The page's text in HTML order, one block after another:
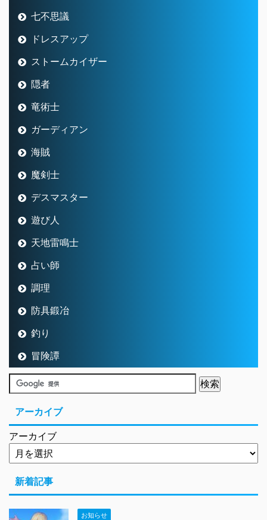
七不思議
ドレスアップ
ストームカイザー
隠者
竜術士
ガーディアン
海賊
魔剣士
デスマスター
遊び人
天地雷鳴士
占い師
調理
防具鍛冶
釣り
冒険譚
アーカイブ
アーカイブ
新着記事
お知らせ